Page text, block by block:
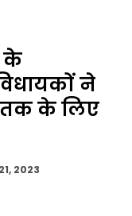
के
ने
के लिए
2023